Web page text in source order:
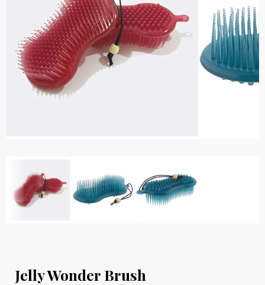
Jelly Wonder Brush